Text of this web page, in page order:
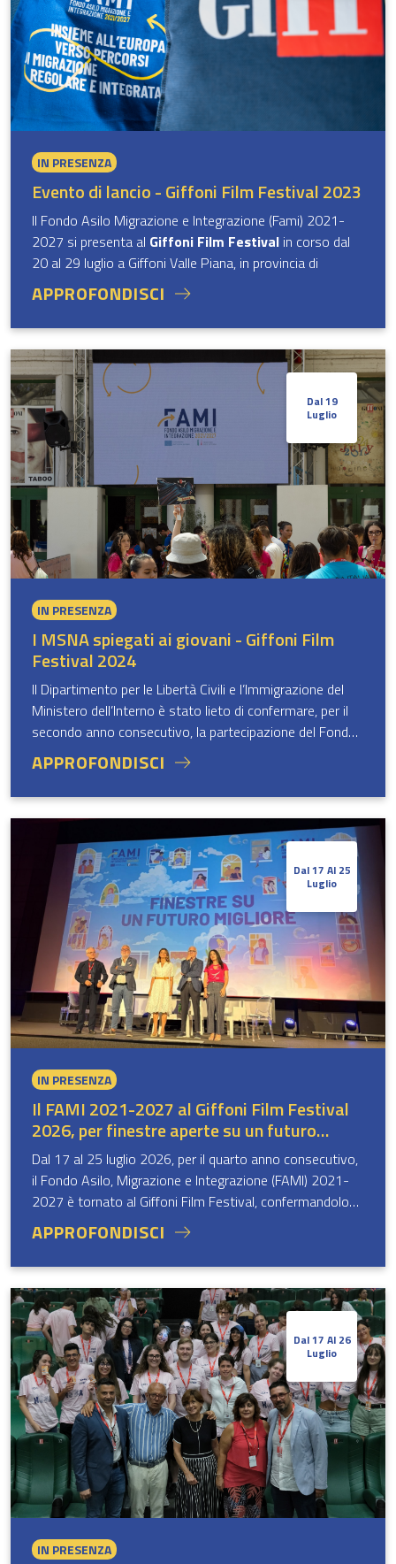
IN PRESENZA
Evento di lancio - Giffoni Film Festival 2023
Il Fondo Asilo Migrazione e Integrazione (Fami) 2021-
2027 si presenta al Giffoni Film Festival in corso dal
20 al 29 luglio a Giffoni Valle Piana, in provincia di
Salerno.
Dipartimento per le Libertà Civili e l'Immigrazione del
Ministero, Valerio Valenti, e l’autorità di gestione del
Fondo, il Vicecapo Dipartimento, Maria Forte, hanno
illustrato in una conferenza stampa le linee attuative per
il settennio 2021-2027.
APPROFONDISCI
Dal 19
Luglio
IN PRESENZA
I MSNA spiegati ai giovani - Giffoni Film
Festival 2024
Il Dipartimento per le Libertà Civili e l’Immigrazione del
Ministero dell’Interno è stato lieto di confermare, per il
secondo anno consecutivo, la partecipazione del Fondo
Asilo Migrazione e Integrazione 2021-2027 al
Film Festival 2024, svoltosi dal 19 al 28 luglio.
APPROFONDISCI
Dal 17 Al 25
Luglio
IN PRESENZA
Il FAMI 2021-2027 al Giffoni Film Festival
2026, per finestre aperte su un futuro
possibile
Dal 17 al 25 luglio 2026, per il quarto anno consecutivo,
il Fondo Asilo, Migrazione e Integrazione (FAMI) 2021-
2027 è tornato al Giffoni Film Festival, confermandolo
palcoscenico privilegiato per il dialogo con le nuove
generazioni e, più in generale, con la popolazione.
APPROFONDISCI
Dal 17 Al 26
Luglio
IN PRESENZA